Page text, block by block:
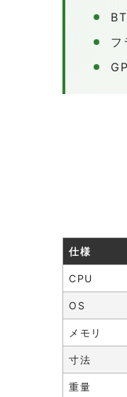
フ
仕様
CPU
OS
メモリ
寸法
重量